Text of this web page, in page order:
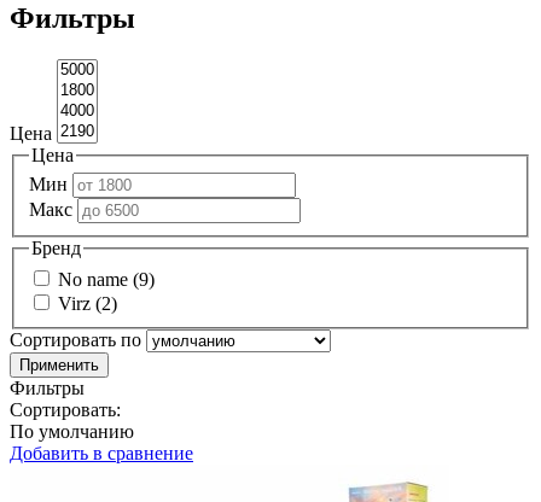
Фильтры
Цена
Цена
Мин
Макс
Бренд
No name (9)
Virz (2)
Сортировать по
Фильтры
Сортировать:
По умолчанию
Добавить в сравнение